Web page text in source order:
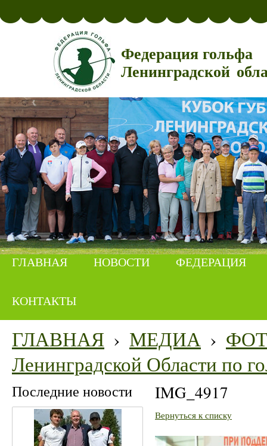
Федерация гольфа
Ленинградской
ГЛАВНАЯ НОВОСТИ ФЕДЕРАЦИЯ
КОНТАКТЫ
ГЛАВНАЯ › МЕДИА ›
Ленинградской Области по
Последние новости IMG_4917
Вернуться к списку